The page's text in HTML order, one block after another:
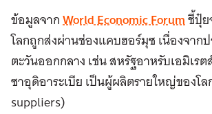
ข้อมูลจากWorld Economic Forumชี้ปุ๋
โลกถูกส่งผ่านช่องแคบฮอร์มุซ เนื่องจากป
ตะวันออกกลาง เช่น สหรัฐอาหรับเอมิเร
ซาอุดิอาระเบีย เป็นผู้ผลิตรายใหญ่ของโ
suppliers)